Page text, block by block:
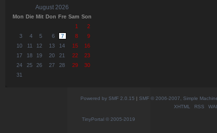
August 2026
Mon Die Mit Don Fre Sam Son
1
2
3
4 5 6 7 8
9
10
11 12 13 14 15
16
17
18 19 20 21 22
23
24
25 26 27 28 29
30
31
Powered by SMF 2.0.15 | SMF © 2006-2007, Simple
XHTML
RSS
TinyPortal © 2005-2019